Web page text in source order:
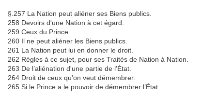
§.257 La Nation peut aliéner ses Biens publics.
258 Devoirs d'une Nation à cet égard.
259 Ceux du Prince.
260 Il ne peut aliéner les Biens publics.
261 La Nation peut lui en donner le droit.
262 Règles à ce sujet, pour ses Traités de Nation à Nation.
263 De l’aliénation d'une partie de l’État.
264 Droit de ceux qu'on veut démembrer.
265 Si le Prince a le pouvoir de démembrer l’État.